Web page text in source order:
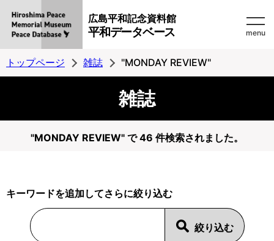
広島平和記念資料館
平和データベース menu
トップページ 雑誌 "MONDAY REVIEW"
雑誌
"MONDAY REVIEW" で 46 件検索されました。
キーワードを追加してさらに絞り込む